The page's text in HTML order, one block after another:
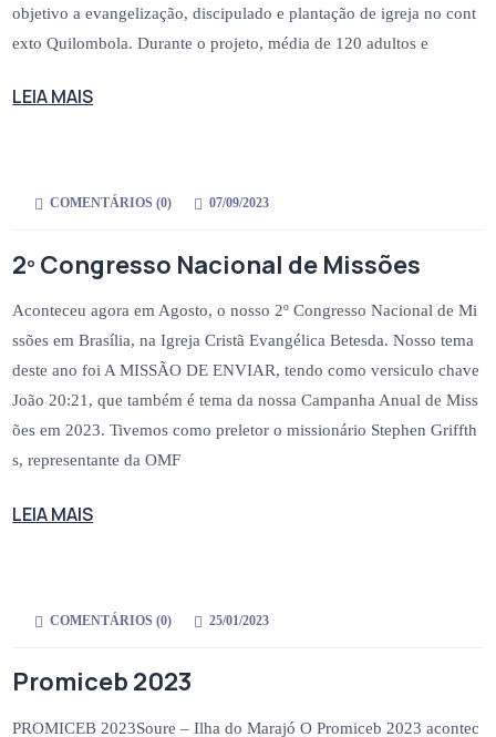
objetivo a evangelização, discipulado e plantação de igreja no cont
exto Quilombola. Durante o projeto, média de 120 adultos e
LEIA MAIS
COMENTÁRIOS (0) 07/09/2023
2º Congresso Nacional de Missões
Aconteceu agora em Agosto, o nosso 2º Congresso Nacional de Mi
ssões em Brasília, na Igreja Cristã Evangélica Betesda. Nosso tema
deste ano foi A MISSÃO DE ENVIAR, tendo como versiculo chave
João 20:21, que também é tema da nossa Campanha Anual de Miss
ões em 2023. Tivemos como preletor o missionário Stephen Griffth
s, representante da OMF
LEIA MAIS
COMENTÁRIOS (0) 25/01/2023
Promiceb 2023
PROMICEB 2023Soure – Ilha do Marajó O Promiceb 2023 acontec